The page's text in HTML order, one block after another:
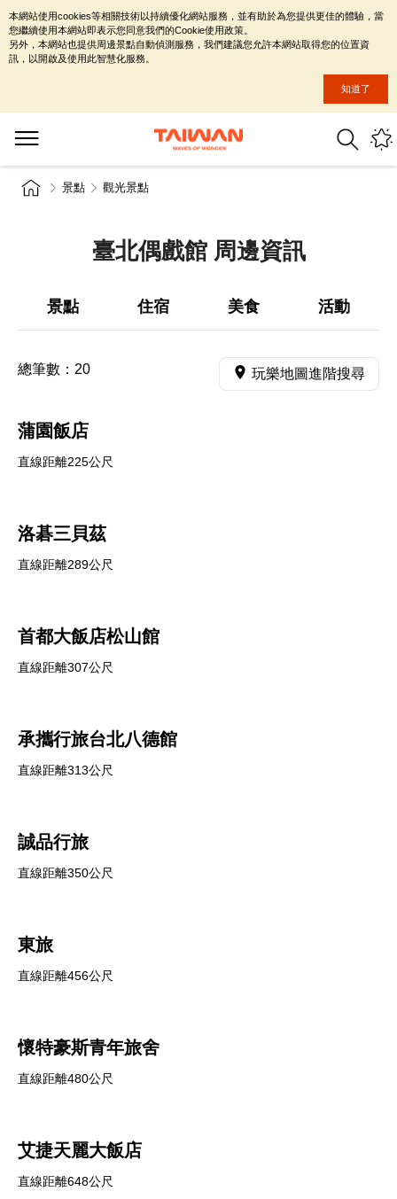
景點 觀光景點
臺北偶戲館 周邊資訊
景點 住宿 美食 活動
總筆數： 20 玩樂地圖進階搜尋
蒲園飯店
直線距離225公尺
洛碁三貝茲
直線距離289公尺
首都大飯店松山館
直線距離307公尺
承攜行旅台北八德館
直線距離313公尺
誠品行旅
直線距離350公尺
東旅
直線距離456公尺
懷特豪斯青年旅舍
直線距離480公尺
艾捷天麗大飯店
直線距離648公尺
本網站使用cookies等相關技術以持續優化網站服務，並有助於為您提供更佳的體驗，當
您繼續使用本網站即表示您同意我們的Cookie使用政策。
另外，本網站也提供周邊景點自動偵測服務，我們建議您允許本網站取得您的位置資
訊，以開啟及使用此智慧化服務。
知道了